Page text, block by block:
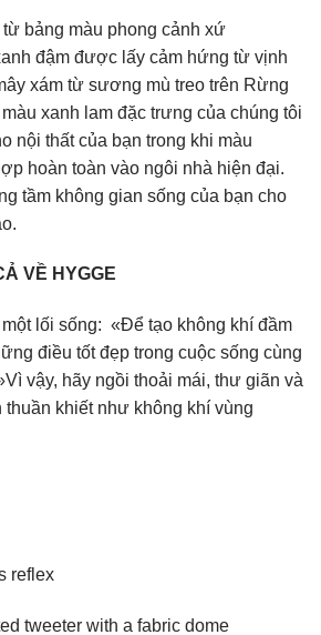
bảng màu phong cảnh xứ
đậm được lấy cảm hứng từ vịnh
xám từ sương mù treo trên Rừng
xanh lam đặc trưng của chúng tôi
nội thất của bạn trong khi màu
hoàn toàn vào ngôi nhà hiện đại.
tầm không gian sống của bạn cho
VỀ HYGGE
lối sống: «Để tạo không khí đầm
điều tốt đẹp trong cuộc sống cùng
vậy, hãy ngồi thoải mái, thư giãn và
khiết như không khí vùng
reflex
tweeter with a fabric dome